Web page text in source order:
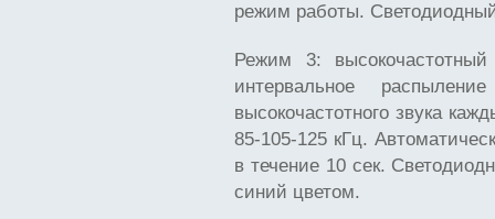
режим работы.
Режим 3:
интервальное
высокочастотного звука
85-105-125 кГц.
в течение 10 сек.
синий цветом.